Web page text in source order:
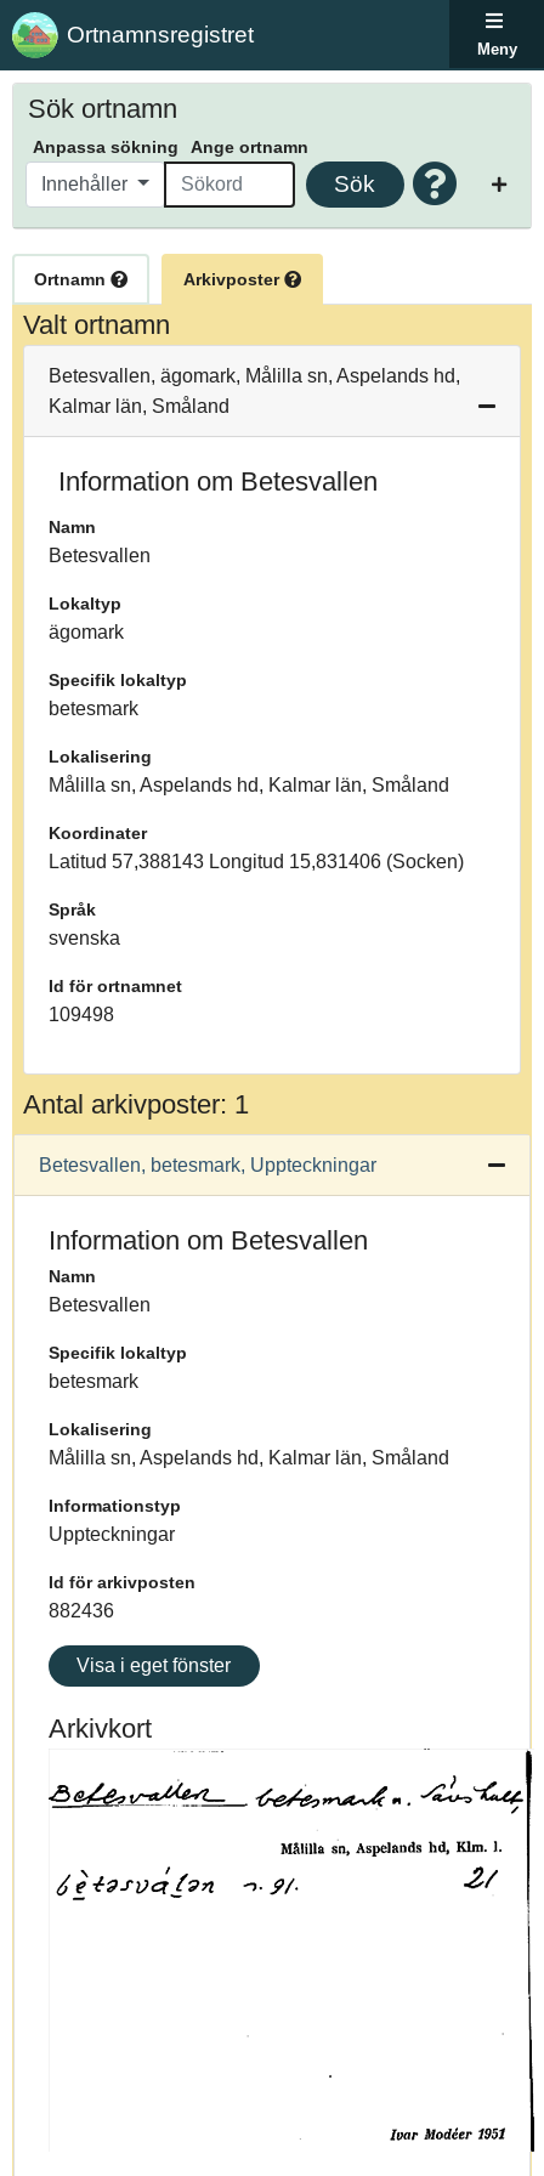
Ortnamnsregistret
Meny
Sök ortnamn
Anpassa sökning Ange ortnamn
Innehåller Sök
Ortnamn Arkivposter
Valt ortnamn
Betesvallen, ägomark, Målilla sn, Aspelands hd,
Kalmar län, Småland
Information om Betesvallen
Namn
Betesvallen
Lokaltyp
ägomark
Specifik lokaltyp
betesmark
Lokalisering
Målilla sn, Aspelands hd, Kalmar län, Småland
Koordinater
Latitud 57,388143 Longitud 15,831406 (Socken)
Språk
svenska
Id för ortnamnet
109498
Antal arkivposter: 1
Betesvallen, betesmark, Uppteckningar
Information om Betesvallen
Namn
Betesvallen
Specifik lokaltyp
betesmark
Lokalisering
Målilla sn, Aspelands hd, Kalmar län, Småland
Informationstyp
Uppteckningar
Id för arkivposten
882436
Visa i eget fönster
Arkivkort